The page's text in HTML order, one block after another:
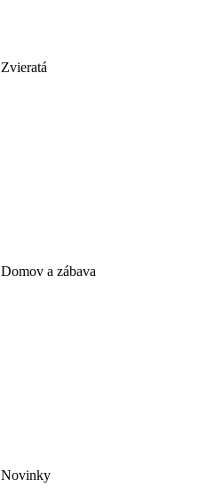
Zvieratá
Domov a zábava
Novinky